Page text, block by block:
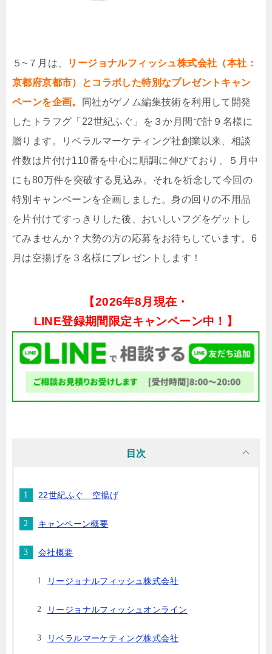
５~７月は、
リージョナルフィッシュ株式会社（本社：
京都府京都市）とコラボした特別なプレゼントキャン
ペーンを企画。
同社がゲノム編集技術を利⽤して開発
したトラフグ「22世紀ふぐ」を３か⽉間で計９名様に
贈ります。リベラルマーケティング社創業以来、相談
件数は⽚付け110番を中⼼に順調に伸びており、５⽉中
にも80万件を突破する⾒込み。それを祈念して今回の
特別キャンペーンを企画しました。⾝の回りの不⽤品
を⽚付けてすっきりした後、おいしいフグをゲットし
てみませんか？⼤勢の⽅の応募をお待ちしています。6
月は空揚げを３名様にプレゼントします！
【2026年8月現在・
LINE登録期間限定キャンペーン中！】
目次
22世紀ふぐ 空揚げ
キャンペーン概要
会社概要
リージョナルフィッシュ株式会社
リージョナルフィッシュオンライン
リベラルマーケティング株式会社